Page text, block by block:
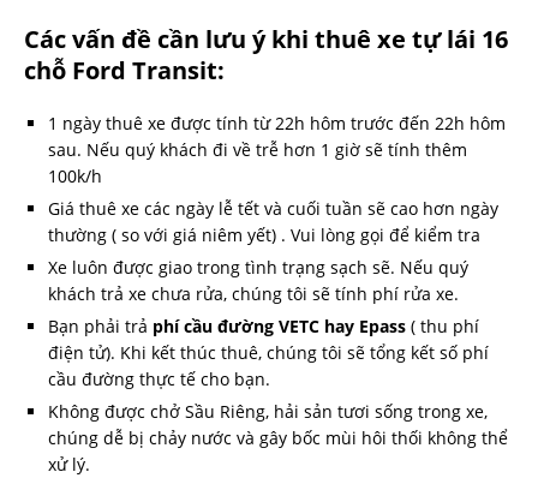
Các vấn đề cần lưu ý khi thuê xe tự lái 16
chỗ Ford Transit:
1 ngày thuê xe được tính từ 22h hôm trước đến 22h hôm
sau. Nếu quý khách đi về trễ hơn 1 giờ sẽ tính thêm
100k/h
Giá thuê xe các ngày lễ tết và cuối tuần sẽ cao hơn ngày
thường ( so với giá niêm yết) . Vui lòng gọi để kiểm tra
Xe luôn được giao trong tình trạng sạch sẽ. Nếu quý
khách trả xe chưa rửa, chúng tôi sẽ tính phí rửa xe.
Bạn phải trả phí cầu đường VETC hay Epass ( thu phí
điện tử). Khi kết thúc thuê, chúng tôi sẽ tổng kết số phí
cầu đường thực tế cho bạn.
Không được chở Sầu Riêng, hải sản tươi sống trong xe,
chúng dễ bị chảy nước và gây bốc mùi hôi thối không thể
xử lý.